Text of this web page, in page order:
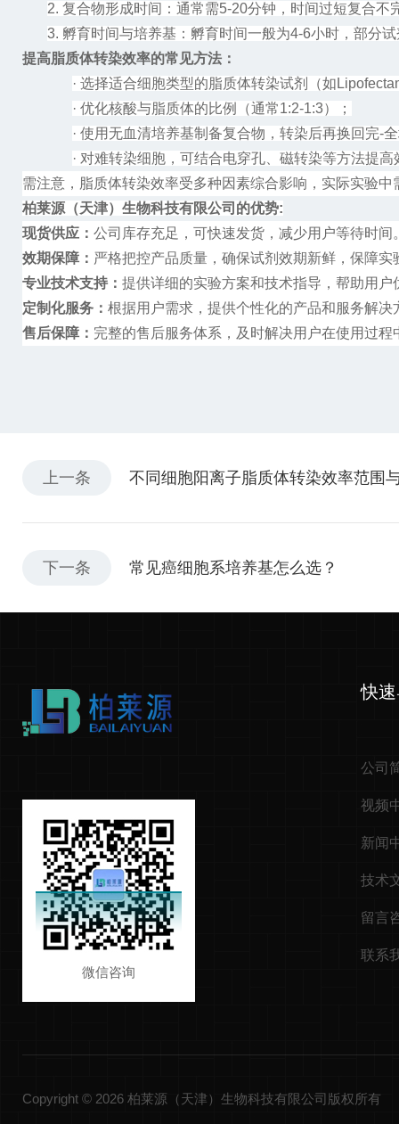
2. 复合物形成时间：通常需5-20分钟，时间过短复合不
3. 孵育时间与培养基：孵育时间一般为4-6小时，部分
提高脂质体转染效率的常见方法：
· 选择适合细胞类型的脂质体转染试剂（如
· 优化核酸与脂质体的比例（通常1:2-1:3）；
· 使用无血清培养基制备复合物，转染后再换回完-
· 对难转染细胞，可结合电穿孔、磁转染等方法提高
需注意，脂质体转染效率受多种因素综合影响，实际实验
柏莱源（天津）生物科技有限公司的优势:
现货供应： 公司库存充足，可快速发货，减少用户等待时间
效期保障： 严格把控产品质量，确保试剂效期新鲜，保障实
专业技术支持： 提供详细的实验方案和技术指导，帮助用
定制化服务： 根据用户需求，提供个性化的产品和服务解决
售后保障： 完整的售后服务体系，及时解决用户在使用过程
上一条 不同细胞阳离子脂质体转染效率范围
下一条 常见癌细胞系培养基怎么选？
微信咨询
快
公司
视频
新闻
技术
留言
联系
Copyright © 2026 柏莱源（天津）生物科技有限公司版权所有